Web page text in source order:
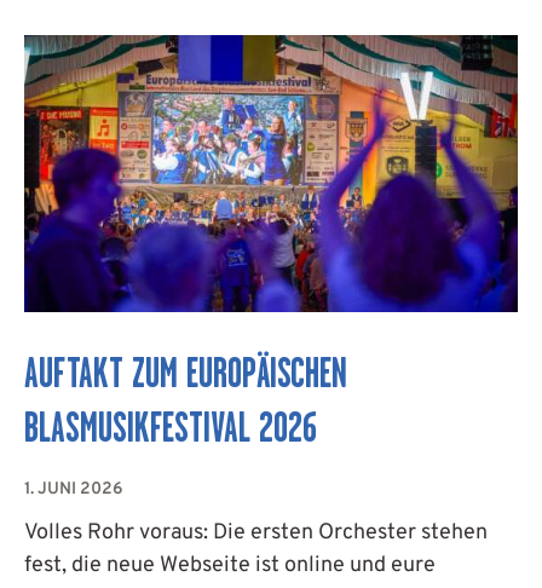
AUFTAKT ZUM EUROPÄISCHEN
BLASMUSIKFESTIVAL 2026
1. JUNI 2026
Volles Rohr voraus: Die ersten Orchester stehen
fest, die neue Webseite ist online und eure